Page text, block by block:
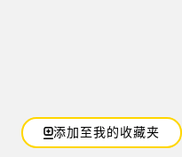
添加至我的收藏夹